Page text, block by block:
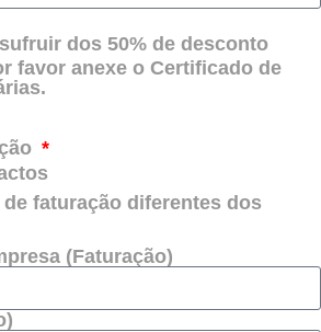
dos 50% de desconto
favor anexe o Certificado de
faturação diferentes dos
(Faturação)